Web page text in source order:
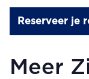
Reserveer je
Meer